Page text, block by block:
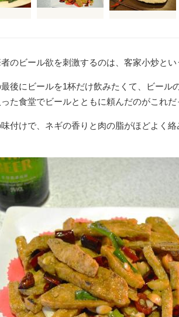
のビール欲を刺激するのは、客家小炒とい
後にビールを1杯だけ飲みたくて、ビール
た食堂でビールとともに頼んだのがこれだ
付けで、ネギの香りと肉の脂がほどよく